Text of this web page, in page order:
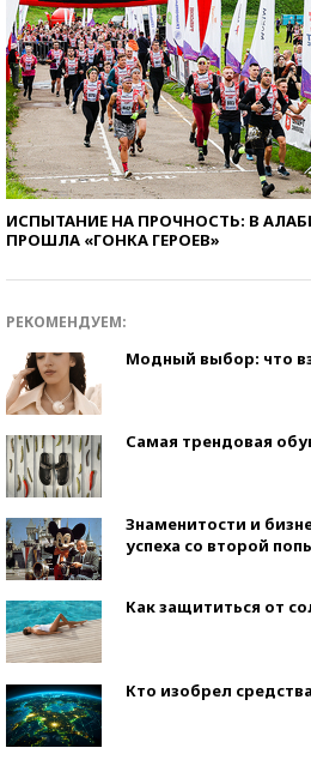
ИСПЫТАНИЕ НА ПРОЧНОСТЬ: В
ПРОШЛА «ГОНКА ГЕРОЕВ»
РЕКОМЕНДУЕМ:
Модный выбор: что
Самая трендовая
Знаменитости и
успеха со второй
Как защититься от
Кто изобрел